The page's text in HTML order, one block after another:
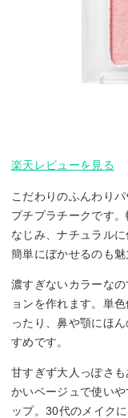
楽天レビューを見る
こだわりのふんわり
プチプラチークです
なじみ、ナチュラル
簡単にぼかせるのも魅
濃すぎないカラーな
ョンを作れます。単
ったり、鼻や顎にほ
すめです。
甘すぎず大人っぽさ
かいベージュで使い
ップ。30代のメイク